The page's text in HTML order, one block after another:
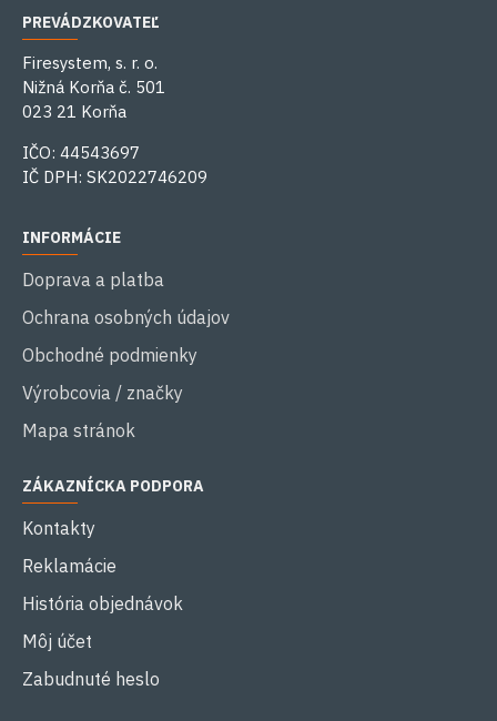
PREVÁDZKOVATEĽ
Firesystem, s. r. o.
Nižná Korňa č. 501
023 21 Korňa
IČO: 44543697
IČ DPH: SK2022746209
INFORMÁCIE
Doprava a platba
Ochrana osobných údajov
Obchodné podmienky
Výrobcovia / značky
Mapa stránok
ZÁKAZNÍCKA PODPORA
Kontakty
Reklamácie
História objednávok
Môj účet
Zabudnuté heslo